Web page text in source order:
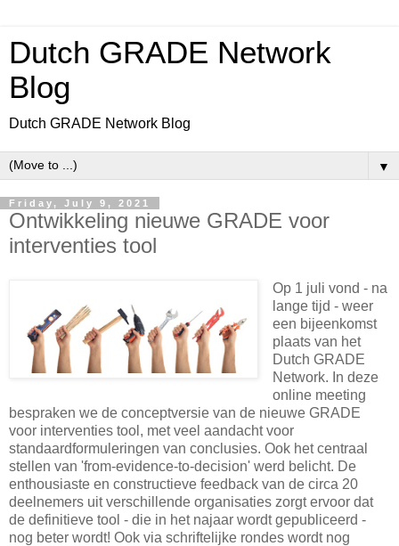
Dutch GRADE Network
Blog
Dutch GRADE Network Blog
▼
Friday, July 9, 2021
Ontwikkeling nieuwe GRADE voor
interventies tool
Op 1 juli vond - na
lange tijd - weer
een bijeenkomst
plaats van het
Dutch GRADE
Network. In deze
online meeting
bespraken we de conceptversie van de nieuwe GRADE
voor interventies tool, met veel aandacht voor
standaardformuleringen van conclusies. Ook het centraal
stellen van 'from-evidence-to-decision' werd belicht. De
enthousiaste en constructieve feedback van de circa 20
deelnemers uit verschillende organisaties zorgt ervoor dat
de definitieve tool - die in het najaar wordt gepubliceerd -
nog beter wordt! Ook via schriftelijke rondes wordt nog